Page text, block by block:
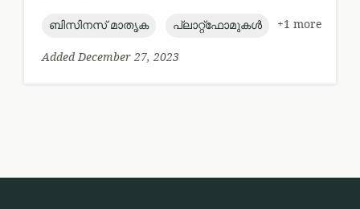
topic:
ബിസിനസ് മാതൃക topic:
പ്ലാറ്റ്ഫോമുകൾ
+1 more
Added December 27, 2023